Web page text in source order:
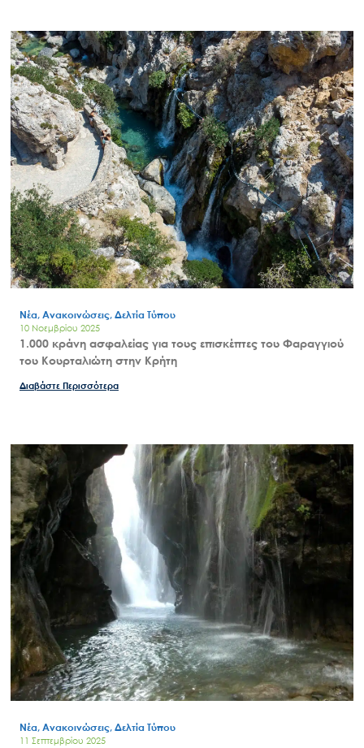
Search
for:
Ο.ΦΥ.ΠΕ.Κ.Α.
Νέα, Ανακοινώσεις, Δελτία Τύπου
10 Νοεμβρίου 2025
1.000 κράνη ασφαλείας για τους επισκέπτες του Φαραγγιού
του Κουρταλιώτη στην Κρήτη
Διαβάστε Περισσότερα
Νέα, Ανακοινώσεις, Δελτία Τύπου
11 Σεπτεμβρίου 2025